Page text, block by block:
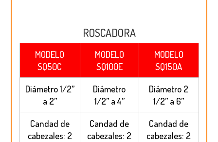
ROSCADORA
MODELO
SQ50C
MODELO
SQ100E
MODELO
SQ150A
Diámetro 1/2”
a 2”
Diámetro
1/2” a 4”
Diámetro 2
1/2” a 6”
Candad de
cabezales: 2
Candad de
cabezales: 2
Candad de
cabezales: 2